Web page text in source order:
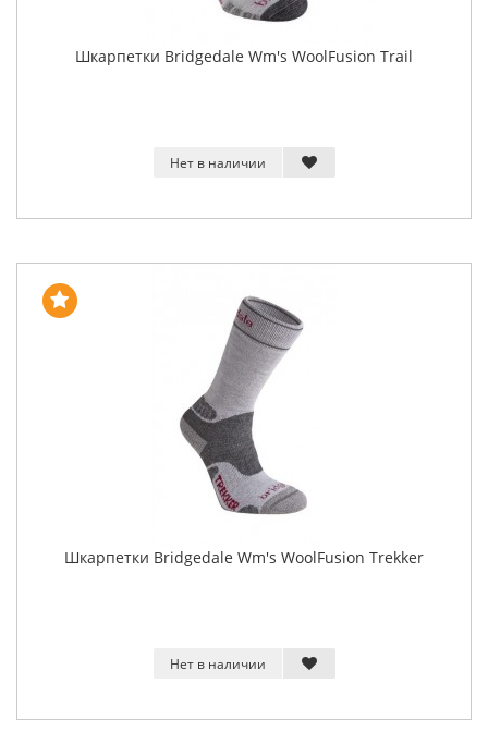
Шкарпетки Bridgedale Wm's WoolFusion Trail
Нет в наличии
Шкарпетки Bridgedale Wm's WoolFusion Trekker
Нет в наличии